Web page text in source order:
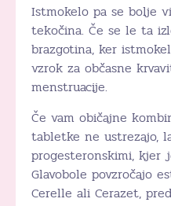
Istmokelo pa se bolje
tekočina. Če se le ta
brazgotina, ker
vzrok za občasne
menstruacije.
Če vam običajne
tabletke ne ustrezajo,
progesteronskimi, kjer
Glavobole povzročajo
Cerelle ali Cerazet,